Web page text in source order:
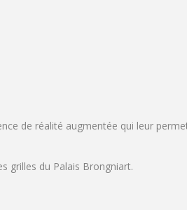
de réalité augmentée qui leur
grilles du Palais Brongniart.